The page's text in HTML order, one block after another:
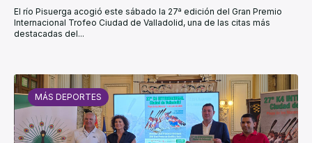
El río Pisuerga acogió este sábado la 27ª edición del Gran Premio
Internacional Trofeo Ciudad de Valladolid, una de las citas más
destacadas del...
MÁS DEPORTES